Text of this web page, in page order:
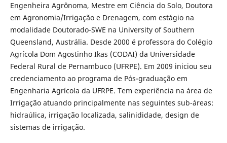
Engenheira Agrônoma, Mestre em Ciência do Solo, Doutora
em Agronomia/Irrigação e Drenagem, com estágio na
modalidade Doutorado-SWE na University of Southern
Queensland, Austrália. Desde 2000 é professora do Colégio
Agrícola Dom Agostinho Ikas (CODAI) da Universidade
Federal Rural de Pernambuco (UFRPE). Em 2009 iniciou seu
credenciamento ao programa de Pós-graduação em
Engenharia Agrícola da UFRPE. Tem experiência na área de
Irrigação atuando principalmente nas seguintes sub-áreas:
hidraúlica, irrigação localizada, salinididade, design de
sistemas de irrigação.